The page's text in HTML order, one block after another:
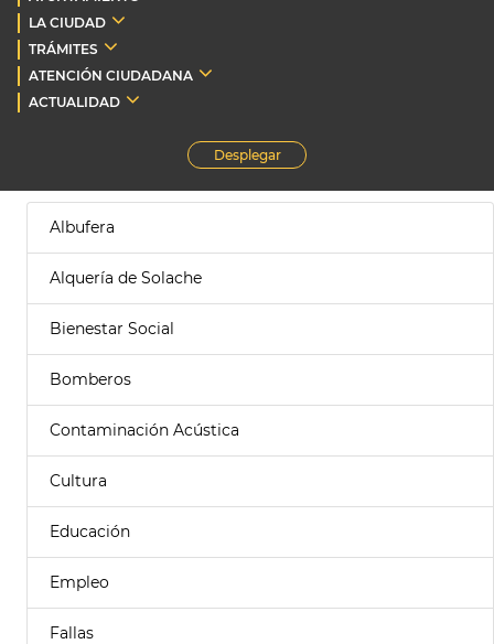
LA CIUDAD
TRÁMITES
ATENCIÓN CIUDADANA
ACTUALIDAD
Desplegar
Albufera
Alquería de Solache
Bienestar Social
Bomberos
Contaminación Acústica
Cultura
Educación
Empleo
Fallas